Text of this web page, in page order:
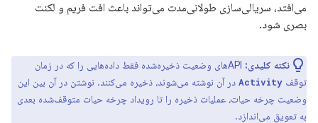
می‌افتد، سریالی‌سازی طولانی‌مدت می‌تواند باعث افت فریم و لکنت
بصری شود.
نکته کلیدی:
APIهای وضعیت ذخیره‌شده فقط داده‌هایی را که در زمان
توقف Activity در آن نوشته می‌شوند، ذخیره می‌کنند. نوشتن در آن بین این
وضعیت چرخه حیات، عملیات ذخیره را تا رویداد چرخه حیات متوقف‌شده بعدی
به تعویق می‌اندازد.